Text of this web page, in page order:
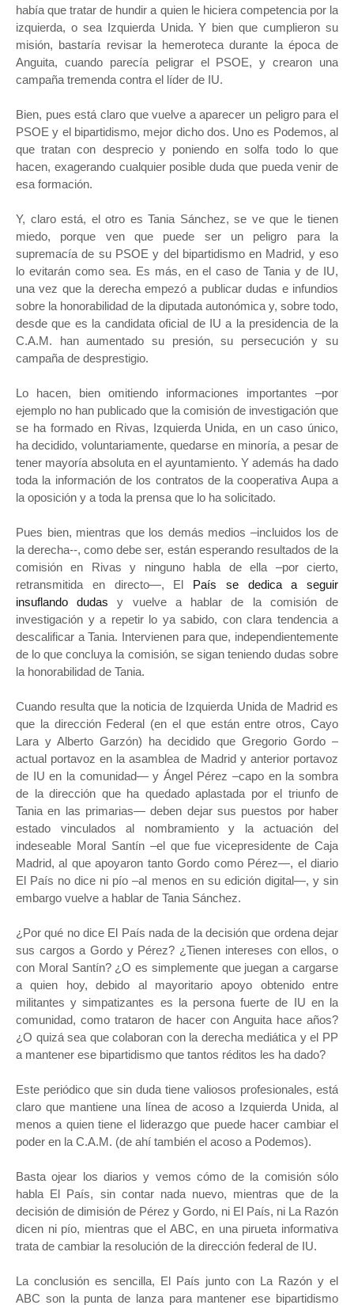
había que tratar de hundir a quien le hiciera competencia por la
izquierda, o sea Izquierda Unida. Y bien que cumplieron su
misión, bastaría revisar la hemeroteca durante la época de
Anguita, cuando parecía peligrar el PSOE, y crearon una
campaña tremenda contra el líder de IU.
Bien, pues está claro que vuelve a aparecer un peligro para el
PSOE y el bipartidismo, mejor dicho dos. Uno es Podemos, al
que tratan con desprecio y poniendo en solfa todo lo que
hacen, exagerando cualquier posible duda que pueda venir de
esa formación.
Y, claro está, el otro es Tania Sánchez, se ve que le tienen
miedo, porque ven que puede ser un peligro para la
supremacía de su PSOE y del bipartidismo en Madrid, y eso
lo evitarán como sea. Es más, en el caso de Tania y de IU,
una vez que la derecha empezó a publicar dudas e infundios
sobre la honorabilidad de la diputada autonómica y, sobre todo,
desde que es la candidata oficial de IU a la presidencia de la
C.A.M. han aumentado su presión, su persecución y su
campaña de desprestigio.
Lo hacen, bien omitiendo informaciones importantes –por
ejemplo no han publicado que la comisión de investigación que
se ha formado en Rivas, Izquierda Unida, en un caso único,
ha decidido, voluntariamente, quedarse en minoría, a pesar de
tener mayoría absoluta en el ayuntamiento. Y además ha dado
toda la información de los contratos de la cooperativa Aupa a
la oposición y a toda la prensa que lo ha solicitado.
Pues bien, mientras que los demás medios –incluidos los de
la derecha--, como debe ser, están esperando resultados de la
comisión en Rivas y ninguno habla de ella –por cierto,
retransmitida en directo—, El País se dedica a seguir
insuflando dudas y vuelve a hablar de la comisión de
investigación y a repetir lo ya sabido, con clara tendencia a
descalificar a Tania. Intervienen para que, independientemente
de lo que concluya la comisión, se sigan teniendo dudas sobre
la honorabilidad de Tania.
Cuando resulta que la noticia de Izquierda Unida de Madrid es
que la dirección Federal (en el que están entre otros, Cayo
Lara y Alberto Garzón) ha decidido que Gregorio Gordo –
actual portavoz en la asamblea de Madrid y anterior portavoz
de IU en la comunidad— y Ángel Pérez –capo en la sombra
de la dirección que ha quedado aplastada por el triunfo de
Tania en las primarias— deben dejar sus puestos por haber
estado vinculados al nombramiento y la actuación del
indeseable Moral Santín –el que fue vicepresidente de Caja
Madrid, al que apoyaron tanto Gordo como Pérez—, el diario
El País no dice ni pío –al menos en su edición digital—, y sin
embargo vuelve a hablar de Tania Sánchez.
¿Por qué no dice El País nada de la decisión que ordena dejar
sus cargos a Gordo y Pérez? ¿Tienen intereses con ellos, o
con Moral Santín? ¿O es simplemente que juegan a cargarse
a quien hoy, debido al mayoritario apoyo obtenido entre
militantes y simpatizantes es la persona fuerte de IU en la
comunidad, como trataron de hacer con Anguita hace años?
¿O quizá sea que colaboran con la derecha mediática y el PP
a mantener ese bipartidismo que tantos réditos les ha dado?
Este periódico que sin duda tiene valiosos profesionales, está
claro que mantiene una línea de acoso a Izquierda Unida, al
menos a quien tiene el liderazgo que puede hacer cambiar el
poder en la C.A.M. (de ahí también el acoso a Podemos).
Basta ojear los diarios y vemos cómo de la comisión sólo
habla El País, sin contar nada nuevo, mientras que de la
decisión de dimisión de Pérez y Gordo, ni El País, ni La Razón
dicen ni pío, mientras que el ABC, en una pirueta informativa
trata de cambiar la resolución de la dirección federal de IU.
La conclusión es sencilla, El País junto con La Razón y el
ABC son la punta de lanza para mantener ese bipartidismo